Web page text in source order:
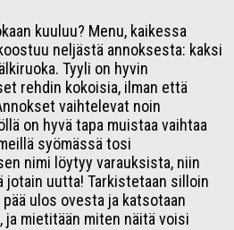
kuuluu? Menu, kaikessa
neljästä annoksesta: kaksi
Tyyli on hyvin
rehdin kokoisia, ilman että
vaihtelevat noin
on hyvä tapa muistaa vaihtaa
syömässä tosi
nimi löytyy varauksista, niin
jotain uutta! Tarkistetaan silloin
ulos ovesta ja katsotaan
ja mietitään miten näitä voisi